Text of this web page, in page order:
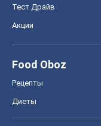
Тест Драйв
Акции
Food Oboz
Рецепты
Диеты